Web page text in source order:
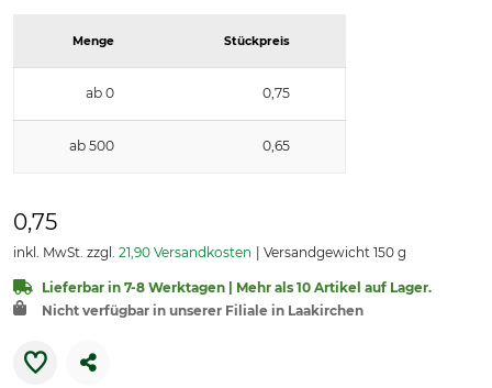
Menge Stückpreis
ab 0 0,75
ab 500 0,65
0,75
inkl. MwSt. zzgl. 21,90 Versandkosten Versandgewicht 150 g
Lieferbar in 7-8 Werktagen | Mehr als 10 Artikel auf Lager.
Nicht verfügbar in unserer Filiale in Laakirchen